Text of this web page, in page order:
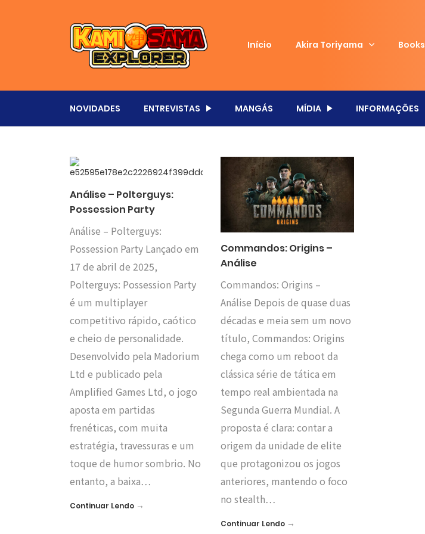
Início Akira Toriyama Books
NOVIDADES ENTREVISTAS MANGÁS MÍDIA INFORMAÇÕES
Análise – Polterguys:
Possession Party
Análise – Polterguys:
Possession Party Lançado em
17 de abril de 2025,
Polterguys: Possession Party
é um multiplayer
competitivo rápido, caótico
e cheio de personalidade.
Desenvolvido pela Madorium
Ltd e publicado pela
Amplified Games Ltd, o jogo
aposta em partidas
frenéticas, com muita
estratégia, travessuras e um
toque de humor sombrio. No
entanto, a baixa…
Continuar Lendo →
Commandos: Origins –
Análise
Commandos: Origins –
Análise Depois de quase duas
décadas e meia sem um novo
título, Commandos: Origins
chega como um reboot da
clássica série de tática em
tempo real ambientada na
Segunda Guerra Mundial. A
proposta é clara: contar a
origem da unidade de elite
que protagonizou os jogos
anteriores, mantendo o foco
no stealth…
Continuar Lendo →